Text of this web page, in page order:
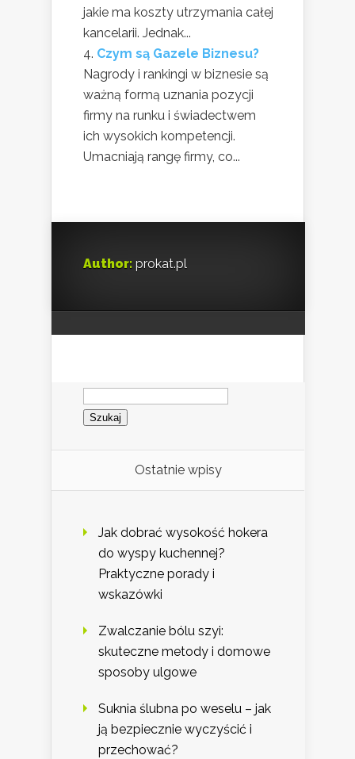
jakie ma koszty utrzymania całej
kancelarii. Jednak...
Czym są Gazele Biznesu?
Nagrody i rankingi w biznesie są
ważną formą uznania pozycji
firmy na runku i świadectwem
ich wysokich kompetencji.
Umacniają rangę firmy, co...
Author: prokat.pl
Szukaj:
Ostatnie wpisy
Jak dobrać wysokość hokera
do wyspy kuchennej?
Praktyczne porady i
wskazówki
Zwalczanie bólu szyi:
skuteczne metody i domowe
sposoby ulgowe
Suknia ślubna po weselu – jak
ją bezpiecznie wyczyścić i
przechować?